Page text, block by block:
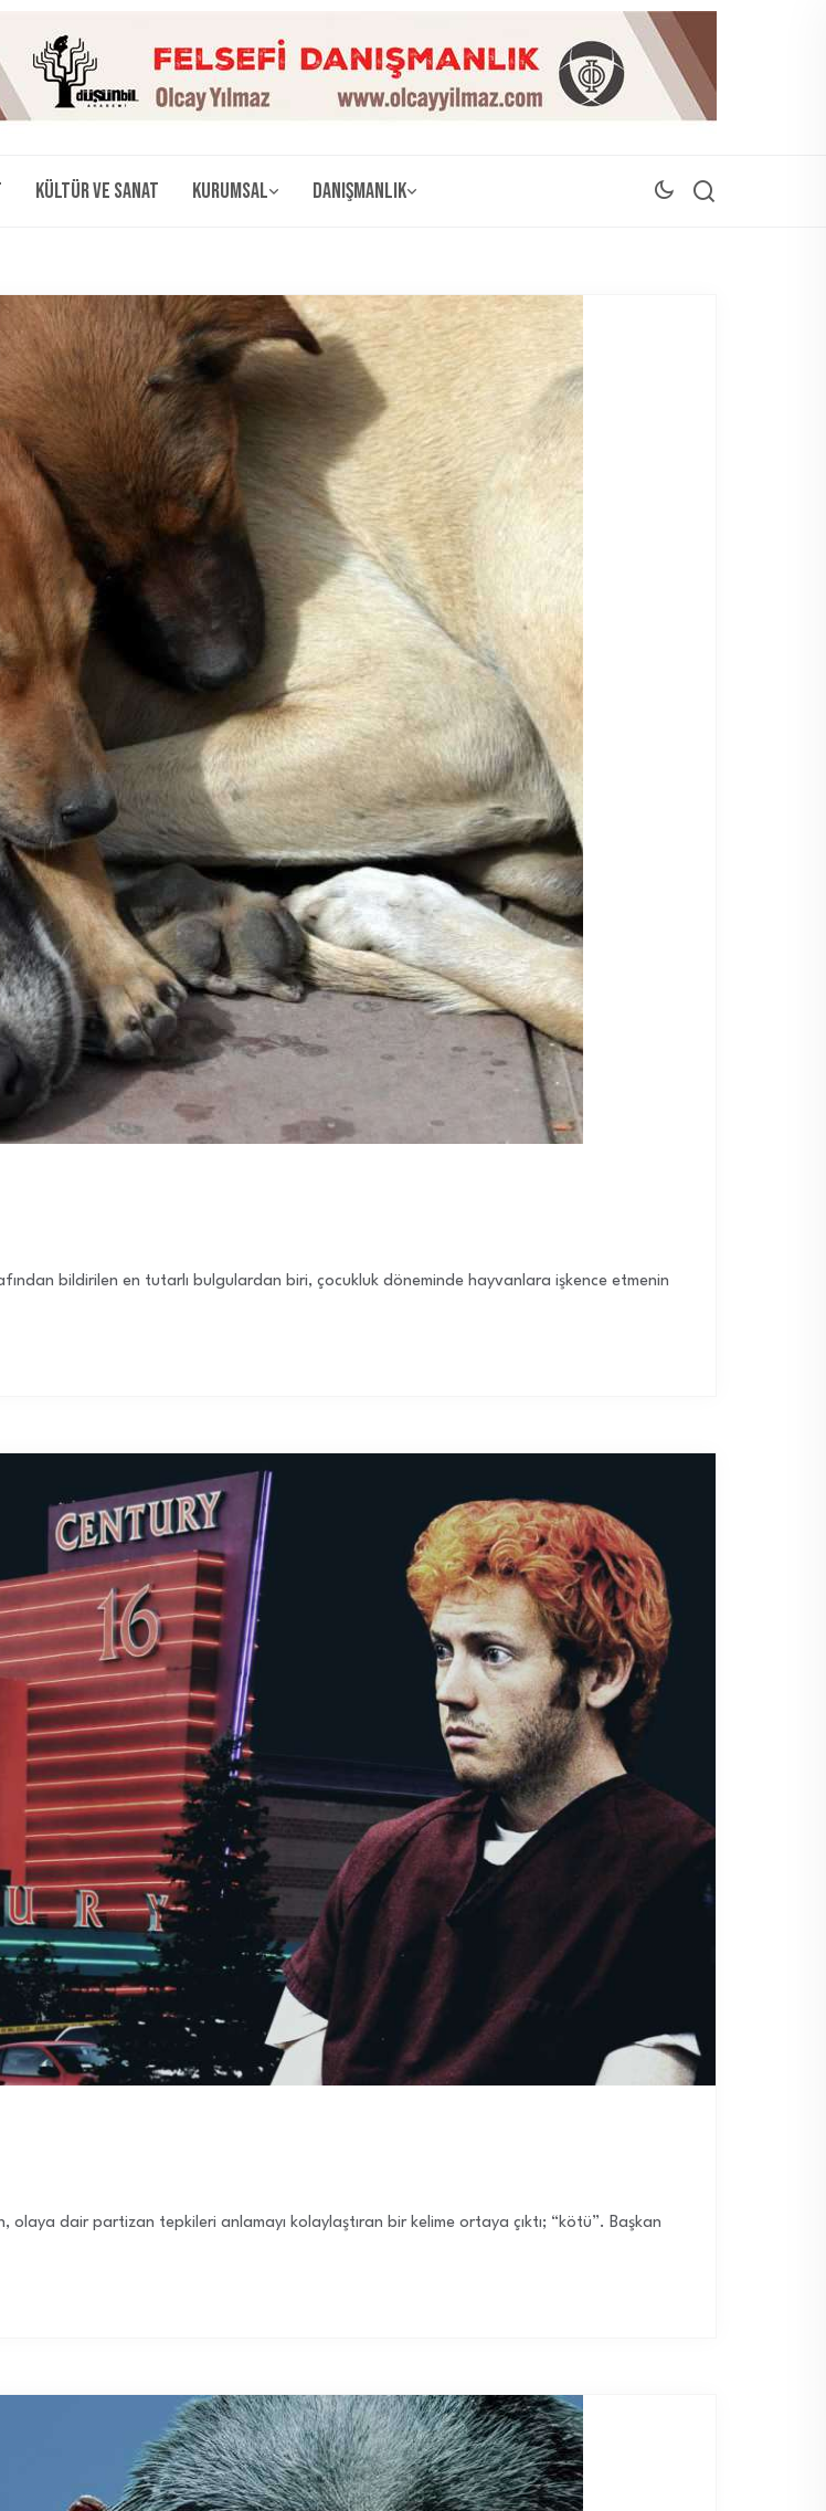
Kültür ve Sanat Kurumsal Danışmanlık
bildirilen en tutarlı bulgulardan biri, çocukluk döneminde hayvanlara işkence etmenin
dair partizan tepkileri anlamayı kolaylaştıran bir kelime ortaya çıktı; “kötü”. Başkan